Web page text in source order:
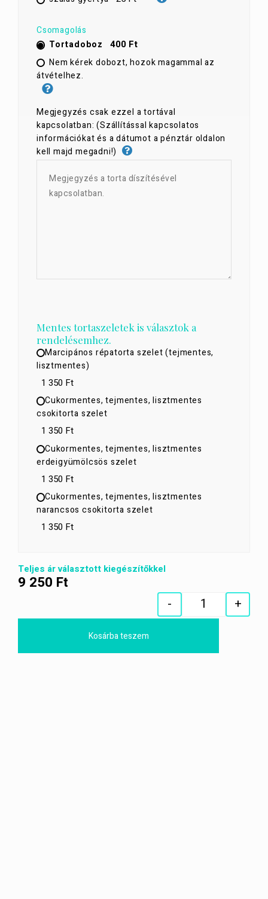
Csomagolás
Tortadoboz
400 Ft
Nem kérek dobozt, hozok magammal az
átvételhez.
Megjegyzés csak ezzel a tortával
kapcsolatban: (Szállítással kapcsolatos
információkat és a dátumot a pénztár oldalon
kell majd megadni!)
Mentes tortaszeletek is választok a
rendelésemhez.
Marcipános répatorta szelet (tejmentes,
lisztmentes)
1 350 Ft
Cukormentes, tejmentes, lisztmentes
csokitorta szelet
1 350 Ft
Cukormentes, tejmentes, lisztmentes
erdeigyümölcsös szelet
1 350 Ft
Cukormentes, tejmentes, lisztmentes
narancsos csokitorta szelet
1 350 Ft
Teljes ár választott kiegészítőkkel
9 250 Ft
Quantity
- +
Kosárba teszem